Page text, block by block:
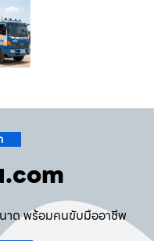
.com
นาด พร้อมคนขับมืออาชีพ